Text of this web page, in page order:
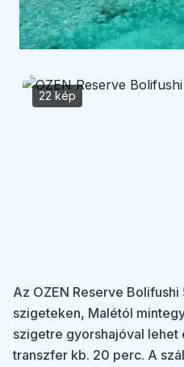
22 kép
Az OZEN Reserve
szigeteken, Malétól
szigetre gyorshajóval lehet
transzfer kb. 20 perc. A